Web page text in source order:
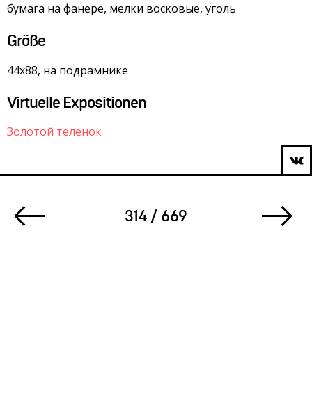
бумага на фанере, мелки восковые, уголь
Größe
44х88, на подрамнике
Virtuelle Expositionen
Золотой теленок
314 / 669